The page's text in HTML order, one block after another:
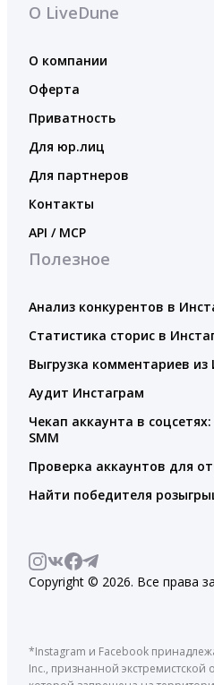
О LiveDune
О компании
Оферта
Приватность
Для юр.лиц
Для партнеров
Контакты
API / MCP
Полезное
Анализ конкурентов в
Статистика сторис в
Выгрузка комментариев из
Аудит Инстаграм
Чекап аккаунта в
SMM
Проверка аккаунтов для
Найти победителя
Copyright © 2026. Все права
*Instagram и Facebook
Inc., признанной экстремистской